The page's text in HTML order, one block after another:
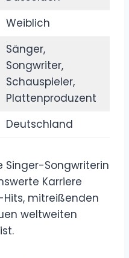
Weiblich
Sänger,
Songwriter,
Schauspieler,
Plattenproduzent
Deutschland
Songwriterin
Karriere
mitreißenden
weltweiten